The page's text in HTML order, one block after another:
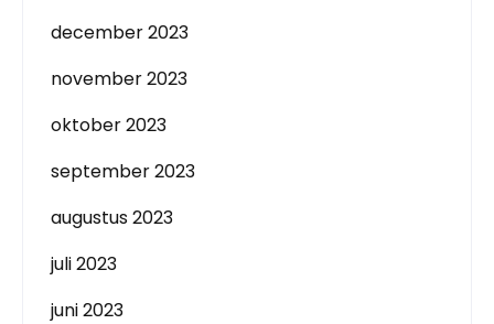
december 2023
november 2023
oktober 2023
september 2023
augustus 2023
juli 2023
juni 2023